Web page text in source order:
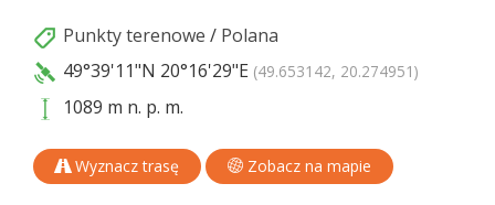
Punkty terenowe / Polana
49°39'11"N 20°16'29"E (49.653142, 20.274951)
1089 m n. p. m.
Wyznacz trasę Zobacz na mapie